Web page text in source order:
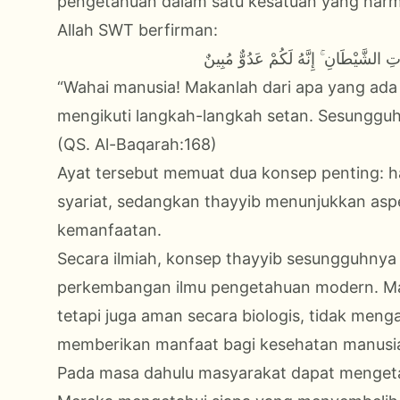
Allah SWT berfirman:
الشَّيْطَانِ ۚ إِنَّهُ لَكُمْ عَدُوٌّ مُبِينٌ
“Wahai manusia! Makanlah dari apa yang
mengikuti langkah-langkah setan.
(QS. Al-Baqarah:168)
Ayat tersebut memuat dua konsep penting:
syariat, sedangkan thayyib menunjukkan
kemanfaatan.
Secara ilmiah, konsep thayyib
perkembangan ilmu pengetahuan modern.
tetapi juga aman secara biologis, tidak
memberikan manfaat bagi kesehatan
Pada masa dahulu masyarakat dapat